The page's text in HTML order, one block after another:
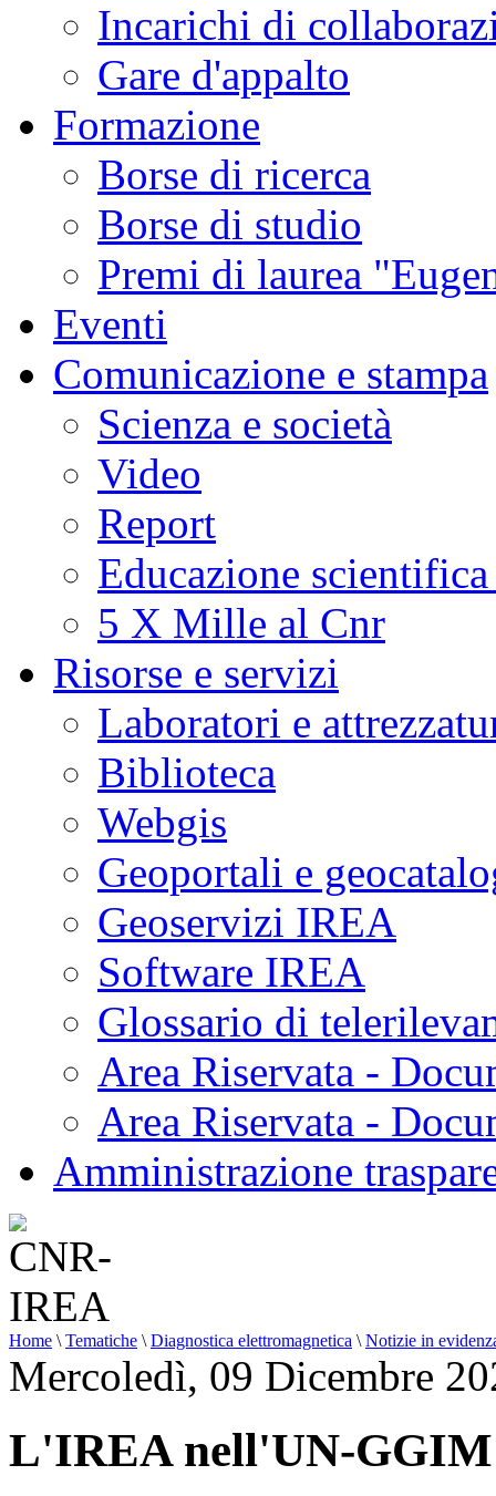
Incarichi di
Gare d'appalto
Formazione
Borse di ricerca
Borse di studio
Premi di laurea
Eventi
Comunicazione e stampa
Scienza e società
Video
Report
Educazione
5 X Mille al Cnr
Risorse e servizi
Laboratori e
Biblioteca
Webgis
Geoportali e
Geoservizi IREA
Software IREA
Glossario di
Area Riservata -
Area Riservata -
Amministrazione
Home \ Tematiche \ Diagnostica elettromagnetica \ Notizie in
Mercoledì, 09 Dicembre
L'IREA nell'UN-GGIM